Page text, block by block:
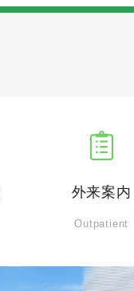
外来案内
Outpatient